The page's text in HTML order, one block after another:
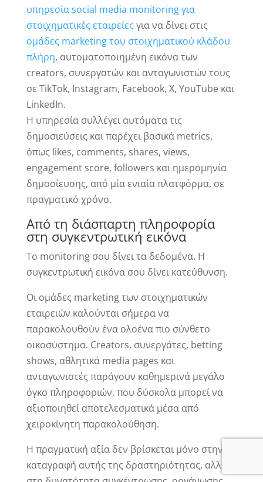
υπηρεσία social media monitoring για
στοιχηματικές εταιρείες για να δίνει στις
ομάδες marketing του στοιχηματικού κλάδου
πλήρη, αυτοματοποιημένη εικόνα των
creators, συνεργατών και ανταγωνιστών τους
σε TikTok, Instagram, Facebook, X, YouTube και
LinkedIn.
Η υπηρεσία συλλέγει αυτόματα τις
δημοσιεύσεις και παρέχει βασικά metrics,
όπως likes, comments, shares, views,
engagement score, followers και ημερομηνία
δημοσίευσης, από μία ενιαία πλατφόρμα, σε
πραγματικό χρόνο.
Από τη διάσπαρτη πληροφορία
στη συγκεντρωτική εικόνα
Το monitoring σου δίνει τα δεδομένα. Η
συγκεντρωτική εικόνα σου δίνει κατεύθυνση.
Οι ομάδες marketing των στοιχηματικών
εταιρειών καλούνται σήμερα να
παρακολουθούν ένα ολοένα πιο σύνθετο
οικοσύστημα. Creators, συνεργάτες, betting
shows, αθλητικά media pages και
ανταγωνιστές παράγουν καθημερινά μεγάλο
όγκο πληροφοριών, που δύσκολα μπορεί να
αξιοποιηθεί αποτελεσματικά μέσα από
χειροκίνητη παρακολούθηση.
Η πραγματική αξία δεν βρίσκεται μόνο στην
καταγραφή αυτής της δραστηριότητας, αλλά